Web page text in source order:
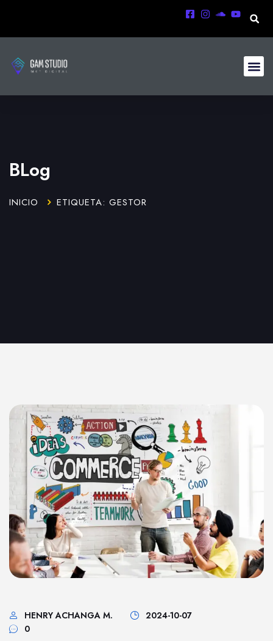
BLog
INICIO ETIQUETA: GESTOR
HENRY ACHANGA M.
2024-10-07
0